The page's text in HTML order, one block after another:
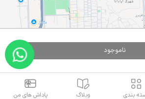
ناموجود
A Pluss
Powered By
بندی وبلاگ پاداش های من